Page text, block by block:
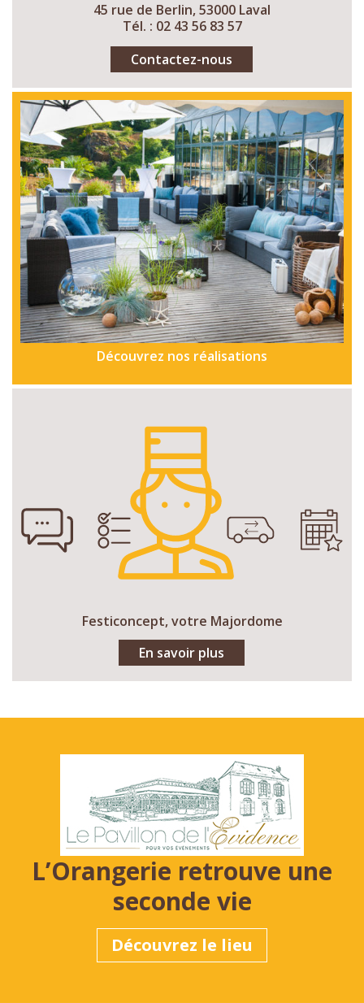
45 rue de Berlin, 53000 Laval
Tél. : 02 43 56 83 57
Contactez-nous
Découvrez nos réalisations
Festiconcept, votre Majordome
En savoir plus
L’Orangerie retrouve une
seconde vie
Découvrez le lieu